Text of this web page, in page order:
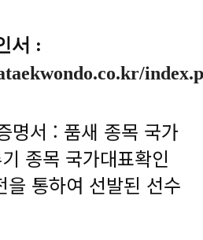
서 :
명서 : 품새 종목 국가
종목 국가대표확인
을 통하여 선발된 선수